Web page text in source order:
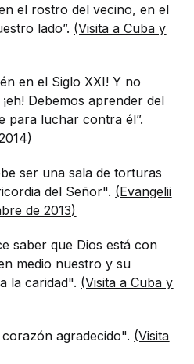
el rostro del vecino, en el
lado”. (Visita a Cuba y
en el Siglo XXI! Y no
Debemos aprender del
para luchar contra él”.
ser una sala de torturas
del Señor". (Evangelii
de 2013)
saber que Dios está con
medio nuestro y su
la caridad". (Visita a Cuba y
agradecido". (Visita